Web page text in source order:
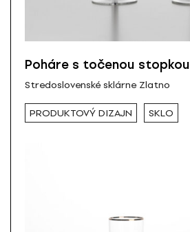
Poháre s točenou stopkou
Stredoslovenské sklárne Zlatno
PRODUKTOVÝ DIZAJN SKLO